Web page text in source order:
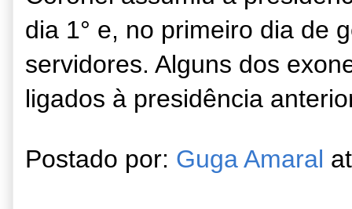
dia 1° e, no primeiro dia de
servidores. Alguns dos
ligados à presidência
Postado por: Guga Amaral